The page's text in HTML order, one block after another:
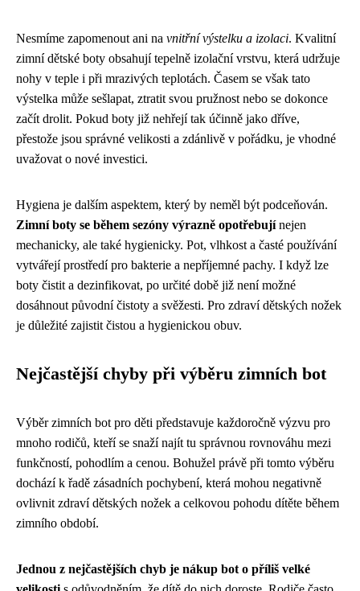
Nesmíme zapomenout ani na vnitřní výstelku a izolaci. Kvalitní
zimní dětské boty obsahují tepelně izolační vrstvu, která udržuje
nohy v teple i při mrazivých teplotách. Časem se však tato
výstelka může sešlapat, ztratit svou pružnost nebo se dokonce
začít drolit. Pokud boty již nehřejí tak účinně jako dříve,
přestože jsou správné velikosti a zdánlivě v pořádku, je vhodné
uvažovat o nové investici.
Hygiena je dalším aspektem, který by neměl být podceňován.
Zimní boty se během sezóny výrazně opotřebujínejen
mechanicky, ale také hygienicky. Pot, vlhkost a časté používání
vytvářejí prostředí pro bakterie a nepříjemné pachy. I když lze
boty čistit a dezinfikovat, po určité době již není možné
dosáhnout původní čistoty a svěžesti. Pro zdraví dětských nožek
je důležité zajistit čistou a hygienickou obuv.
Nejčastější chyby při výběru zimních bot
Výběr zimních bot pro děti představuje každoročně výzvu pro
mnoho rodičů, kteří se snaží najít tu správnou rovnováhu mezi
funkčností, pohodlím a cenou. Bohužel právě při tomto výběru
dochází k řadě zásadních pochybení, která mohou negativně
ovlivnit zdraví dětských nožek a celkovou pohodu dítěte během
zimního období.
Jednou z nejčastějších chyb je nákup bot o příliš velké